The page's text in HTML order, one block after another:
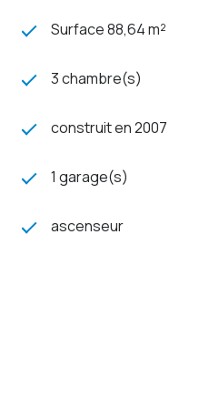
Surface 88,64 m²
3 chambre(s)
construit en 2007
1 garage(s)
ascenseur